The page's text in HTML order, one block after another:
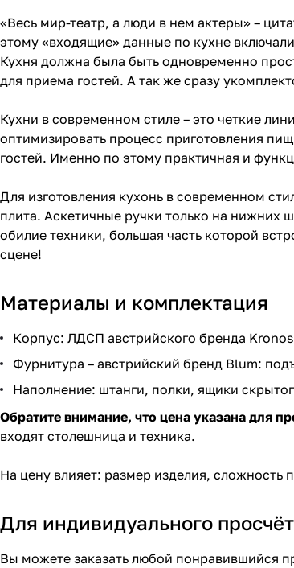
«Весь мир-театр, а люди в нем актеры» –
этому «входящие» данные по кухне
Кухня должна была быть одновременно
для приема гостей. А так же сразу
Кухни в современном стиле – это четкие
оптимизировать процесс приготовления
гостей. Именно по этому практичная и
Для изготовления кухонь в современном
плита. Аскетичные ручки только на нижних
обилие техники, большая часть которой
сцене!
Материалы и комплектация
Корпус: ЛДСП австрийского бренда
Фурнитура – австрийский бренд Blum:
Наполнение: штанги, полки, ящики
Обратите внимание, что цена указана для
входят столешница и техника.
На цену влияет: размер изделия,
Для индивидуального
Вы можете заказать любой понравившийся